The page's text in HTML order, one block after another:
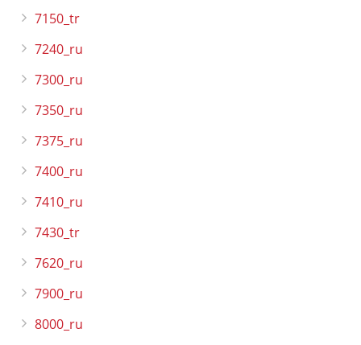
7150_tr
7240_ru
7300_ru
7350_ru
7375_ru
7400_ru
7410_ru
7430_tr
7620_ru
7900_ru
8000_ru